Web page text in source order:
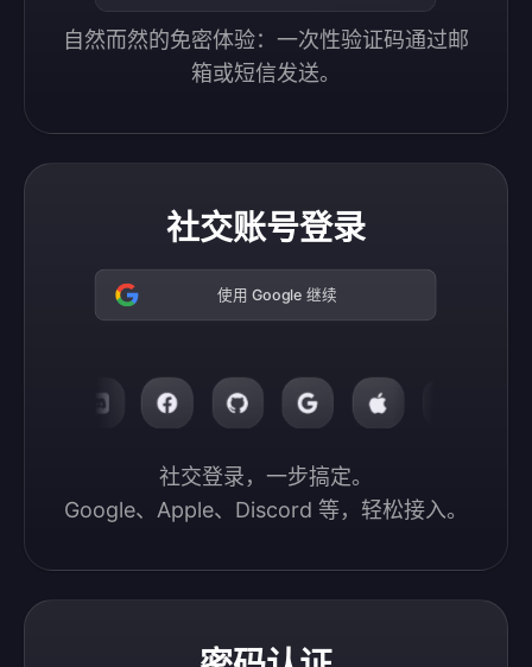
自然而然的免密体验：一次性验证码通过邮
箱或短信发送。
社交账号登录
使用 Google 继续
社交登录，一步搞定。
Google、Apple、Discord 等，轻松接入。